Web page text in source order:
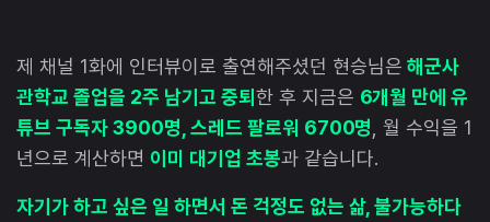
제 채널 1화에 인터뷰이로 출연해주셨던 현승님은해군사
관학교 졸업을 2주 남기고 중퇴 한 후 지금은 6개월 만에 유
튜브 구독자 3900명, 스레드 팔로워 6700명, 월 수익을 1
년으로 계산하면 이미 대기업 초봉과 같습니다.
자기가 하고 싶은 일 하면서 돈 걱정도 없는 삶, 불가능하다